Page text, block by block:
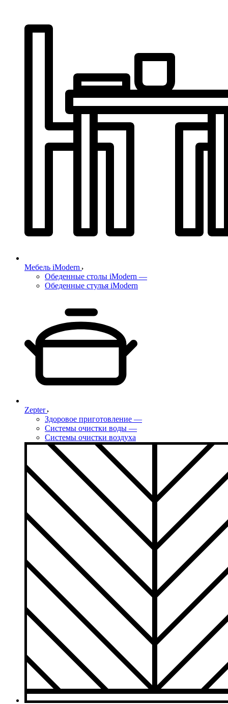
Мебель iModern
Обеденные столы iModern —
Обеденные стулья iModern
Zepter
Здоровое приготовление —
Системы очистки воды —
Системы очистки воздуха